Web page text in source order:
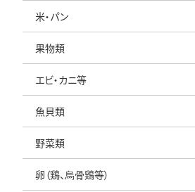
米・パン
果物類
エビ・カニ等
魚貝類
野菜類
卵（鶏、烏骨鶏等）